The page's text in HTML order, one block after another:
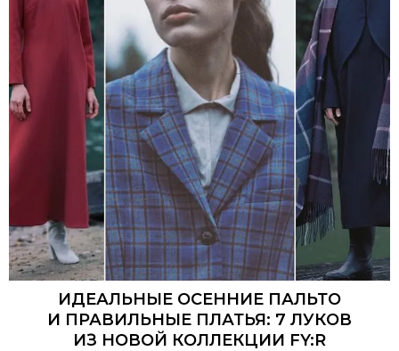
ИДЕАЛЬНЫЕ ОСЕННИЕ ПАЛЬТО
И ПРАВИЛЬНЫЕ ПЛАТЬЯ: 7 ЛУКОВ
ИЗ НОВОЙ КОЛЛЕКЦИИ FY:R